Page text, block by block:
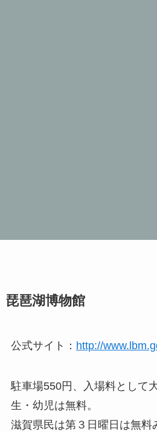
琵琶湖博物館
公式サイト： http://
駐車場550円、入場料として
生・幼児は無料。
滋賀県民は第３日曜日は無料